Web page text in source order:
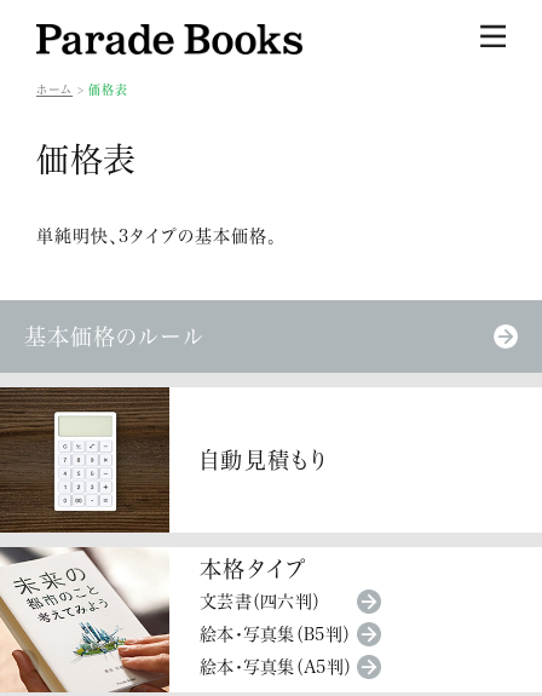
ホーム 価格表
価格表
単純明快、3タイプの基本価格。
基本価格のルール
自動見積もり
本格タイプ
文芸書（四六判）
絵本・写真集（B5判）
絵本・写真集（A5判）